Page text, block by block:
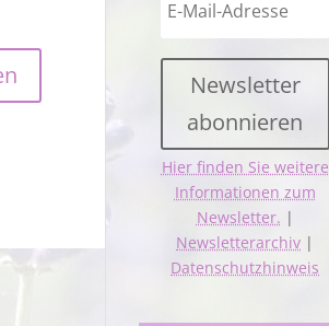
Newsletter
abonnieren
Hier finden Sie weitere
Informationen zum
Newsletter. |
Newsletterarchiv |
Datenschutzhinweis